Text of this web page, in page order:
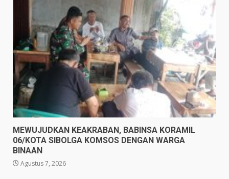
MEWUJUDKAN KEAKRABAN, BABINSA KORAMIL
06/KOTA SIBOLGA KOMSOS DENGAN WARGA
BINAAN
Agustus 7, 2026